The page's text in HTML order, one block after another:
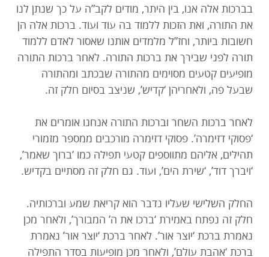
בברכות אלה אנו, בין היתר, מודים לקב”ה על כך שנתן לנו
את התורה, ואת הזכות ללמוד בה עוד ועוד. ברכות אלה הן
חשובות ביותר, וחז”ל מלמדים אותנו שאסור לאדם ללמוד
תורה לפני שבירך את ברכות התורה. לאחר ברכות התורה
מופיעים קטעים מסוימים מהתורה שבכתב ומהתורה
שבעל פה, ולאחריהן ‘קדיש’, שניצב בסיום חלק זה.
לאחר ברכות השחר וברכות התורה אנחנו אומרים את
‘פסוקי דזימרה’. פסוקי דזימרה מורכבים ממספר מזמורי
תהילים, אליהם מתווספים קטעי תפילה כמו ‘ברוך שאמר’,
‘ויברך דוד’, ‘שירת הים’, ועוד. גם חלק זה מסתיים בקדיש.
החלק השלישי שעליו נדבר הוא קריאת שמע וברכותיה.
חלק זה נפתח באמירת ‘ברכו את ה’ המבורך’, ולאחר מכן
נאמרת ברכת ‘יוצר אור’. לאחר ברכת ‘יוצר אור’ נאמרת
ברכת ‘אהבת עולם’, ולאחר מכן מופיעות בסדר התפילה